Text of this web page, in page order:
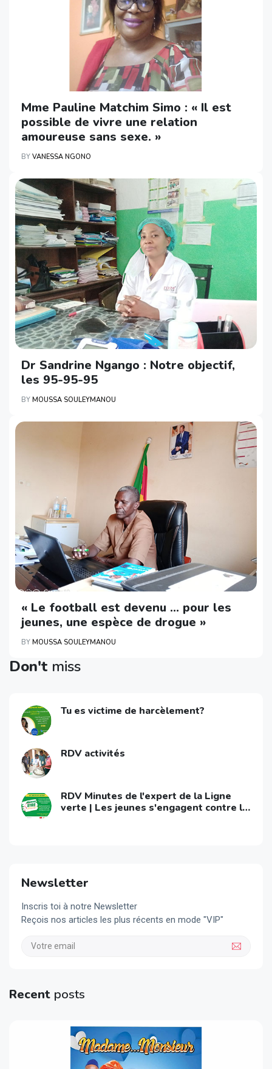
Mme Pauline Matchim Simo : « Il est
possible de vivre une relation
amoureuse sans sexe. »
BY VANESSA NGONO
Dr Sandrine Ngango : Notre objectif,
les 95-95-95
BY MOUSSA SOULEYMANOU
« Le football est devenu … pour les
jeunes, une espèce de drogue »
BY MOUSSA SOULEYMANOU
Don't miss
Tu es victime de harcèlement?
RDV activités
RDV Minutes de l'expert de la Ligne
verte | Les jeunes s'engagent contre le
Newsletter
Inscris toi à notre Newsletter
Reçois nos articles les plus récents en mode "VIP"
Recent posts